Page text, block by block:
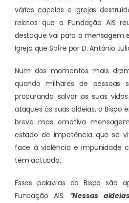
várias capelas e igrejas
relatos que a Fundação AIS
destaque vai para a mensagem
Igreja que Sofre por D. António
Num dos momentos mais
quando milhares de pessoas
procurando salvar as suas
ataques às suas aldeias, o Bispo
breve mas emotiva
estado de impotência que se
face à violência e impunidade
têm actuado.
Essas palavras do Bispo são
Fundação AIS. “Nessas